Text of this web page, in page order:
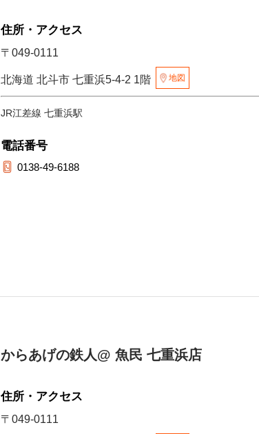
住所・アクセス
〒049-0111
北海道 北斗市 七重浜5-4-2 1階 地図
JR江差線 七重浜駅
電話番号
0138-49-6188
からあげの鉄人@ 魚民 七重浜店
住所・アクセス
〒049-0111